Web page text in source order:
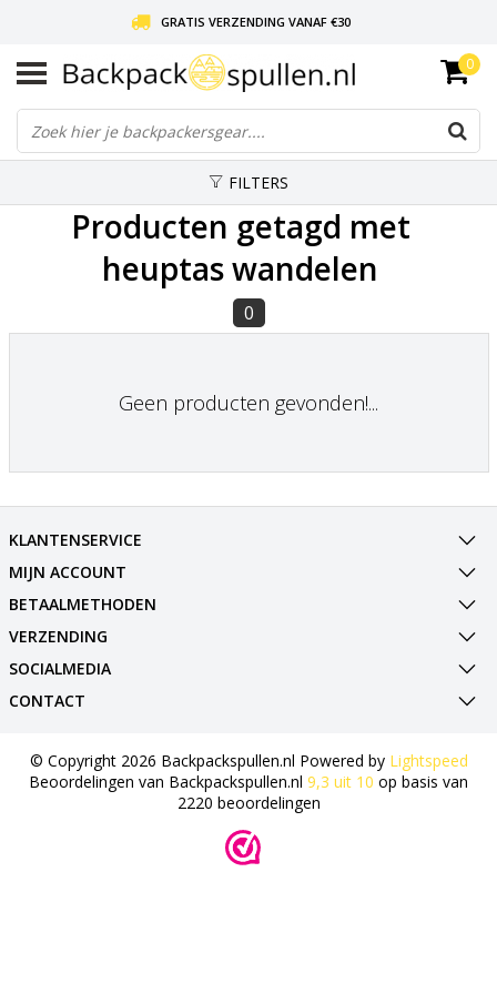
GRATIS VERZENDING VANAF €30
LIEFDE VOOR BACKPACKEN!
30 DAGEN GRATIS RETOUR
0
FILTERS
Producten getagd met
heuptas wandelen
0
Geen producten gevonden!...
KLANTENSERVICE
MIJN ACCOUNT
BETAALMETHODEN
VERZENDING
SOCIALMEDIA
CONTACT
© Copyright 2026 Backpackspullen.nl Powered by Lightspeed
Beoordelingen van Backpackspullen.nl 9,3 uit 10 op basis van
2220 beoordelingen